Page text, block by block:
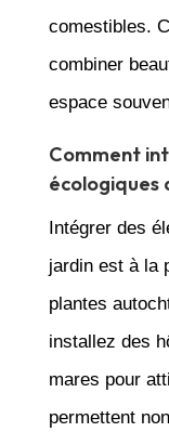
comestibles.
combiner
espace
Comment
écologiques
Intégrer des
jardin est à la
plantes
installez des
mares pour
permettent